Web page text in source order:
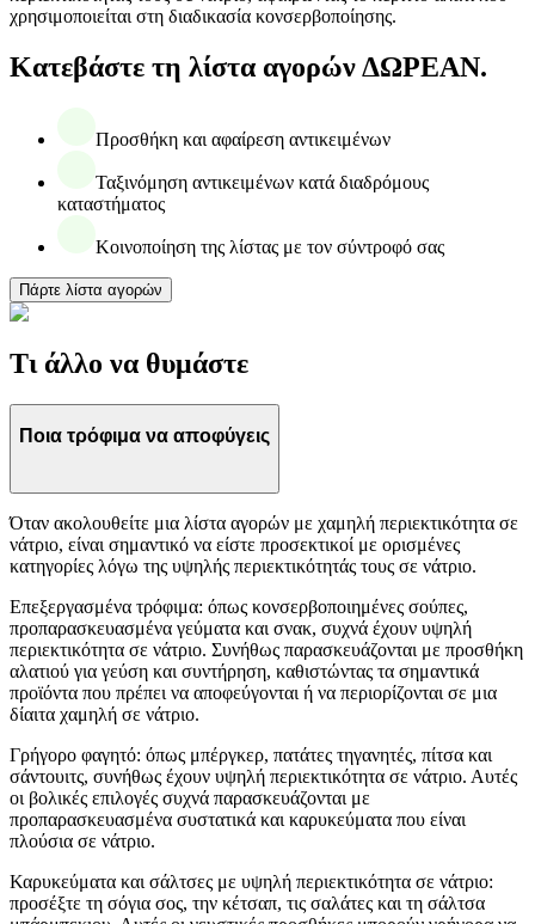
χρησιμοποιείται στη διαδικασία κονσερβοποίησης.
Κατεβάστε τη λίστα αγορών ΔΩΡΕΑΝ.
Προσθήκη και αφαίρεση αντικειμένων
Ταξινόμηση αντικειμένων κατά διαδρόμους
καταστήματος
Κοινοποίηση της λίστας με τον σύντροφό σας
Πάρτε λίστα αγορών
Τι άλλο να θυμάστε
Ποια τρόφιμα να αποφύγεις
Όταν ακολουθείτε μια λίστα αγορών με χαμηλή περιεκτικότητα σε
νάτριο, είναι σημαντικό να είστε προσεκτικοί με ορισμένες
κατηγορίες λόγω της υψηλής περιεκτικότητάς τους σε νάτριο.
Επεξεργασμένα τρόφιμα: όπως κονσερβοποιημένες σούπες,
προπαρασκευασμένα γεύματα και σνακ, συχνά έχουν υψηλή
περιεκτικότητα σε νάτριο. Συνήθως παρασκευάζονται με προσθήκη
αλατιού για γεύση και συντήρηση, καθιστώντας τα σημαντικά
προϊόντα που πρέπει να αποφεύγονται ή να περιορίζονται σε μια
δίαιτα χαμηλή σε νάτριο.
Γρήγορο φαγητό: όπως μπέργκερ, πατάτες τηγανητές, πίτσα και
σάντουιτς, συνήθως έχουν υψηλή περιεκτικότητα σε νάτριο. Αυτές
οι βολικές επιλογές συχνά παρασκευάζονται με
προπαρασκευασμένα συστατικά και καρυκεύματα που είναι
πλούσια σε νάτριο.
Καρυκεύματα και σάλτσες με υψηλή περιεκτικότητα σε νάτριο:
προσέξτε τη σόγια σος, την κέτσαπ, τις σαλάτες και τη σάλτσα